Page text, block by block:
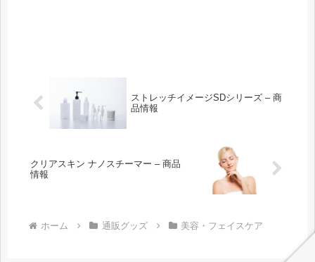
ストレッチイメージSDシリーズ – 商
品情報
クリアスキン ナノスチーマー – 商品
情報
ホーム 通販グッズ 美容・フェイスケア